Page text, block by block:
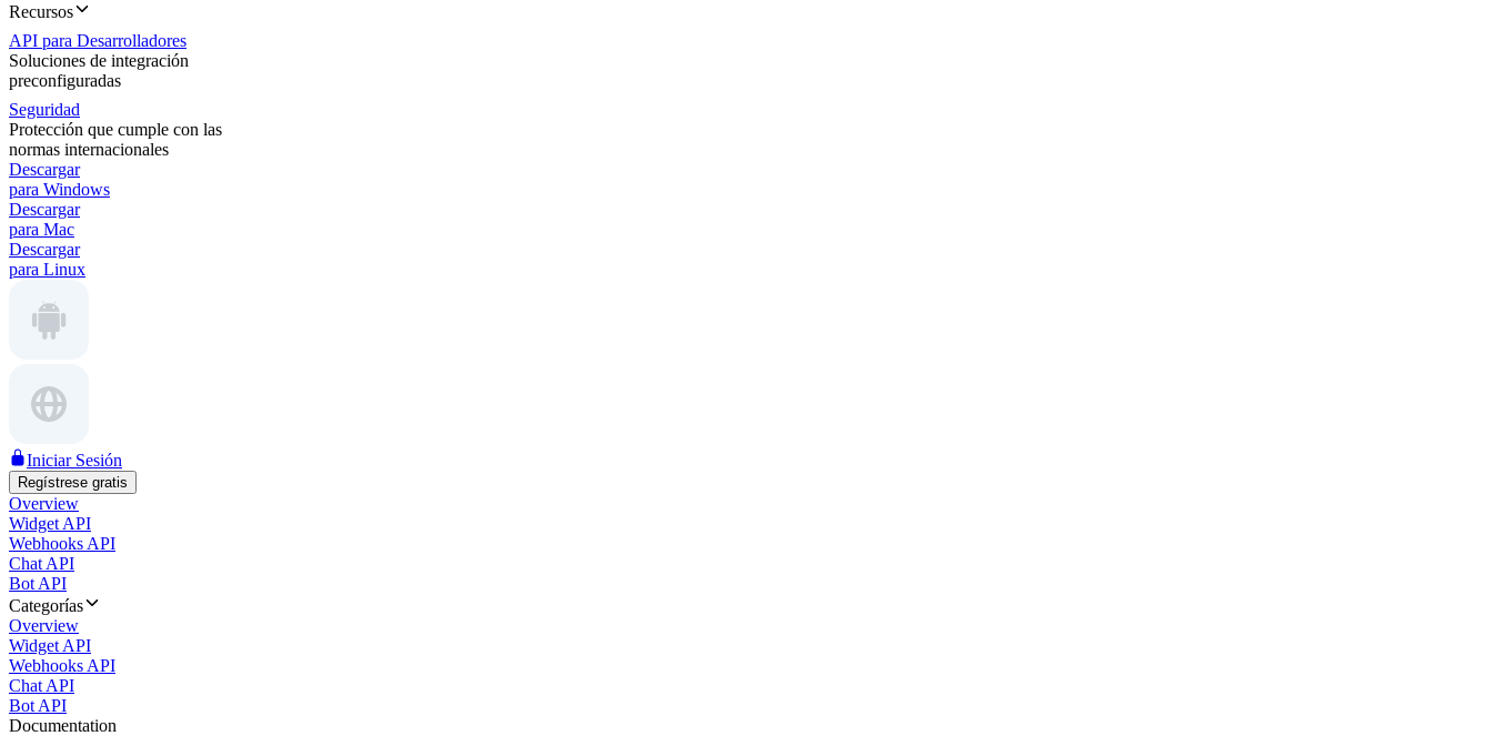
Recursos
API para Desarrolladores
Soluciones de integración
preconfiguradas
Seguridad
Protección que cumple con las
normas internacionales
Descargar
para Windows
Descargar
para Mac
Descargar
para Linux
Iniciar Sesión
Regístrese gratis
Overview
Widget API
Webhooks API
Chat API
Bot API
Categorías
Overview
Widget API
Webhooks API
Chat API
Bot API
Documentation